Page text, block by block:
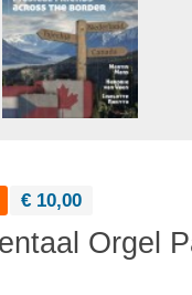
€ 10,00
Orgel